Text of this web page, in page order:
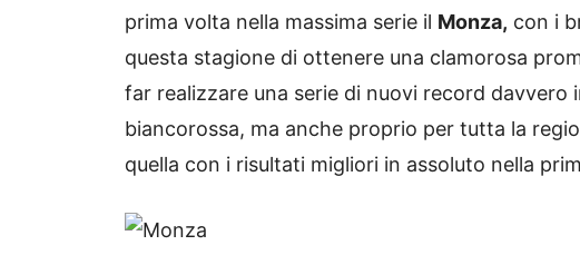
prima volta nella massima serie il Monza, con i
questa stagione di ottenere una clamorosa
far realizzare una serie di nuovi record davvero
biancorossa, ma anche proprio per tutta la
quella con i risultati migliori in assoluto nella